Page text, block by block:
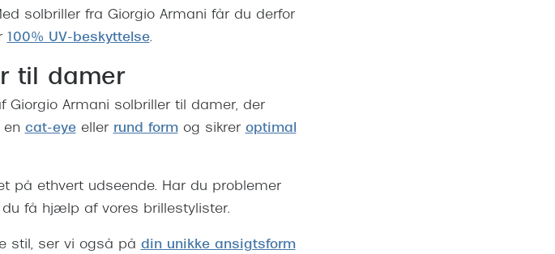
solbriller fra Giorgio Armani får du derfor
100% UV-beskyttelse.
til damer
Giorgio Armani solbriller til damer, der
en cat-eyeeller rund formog sikrer optimal
på ethvert udseende. Har du problemer
få hjælp af vores brillestylister.
stil, ser vi også på din unikke ansigtsform